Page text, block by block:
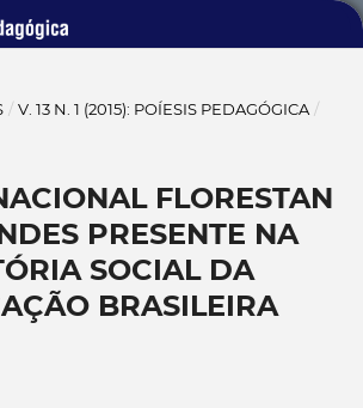
/ V. 13 N. 1 (2015): POÍESIS PEDAGÓGICA /
FLORESTAN
PRESENTE NA
SOCIAL DA
BRASILEIRA